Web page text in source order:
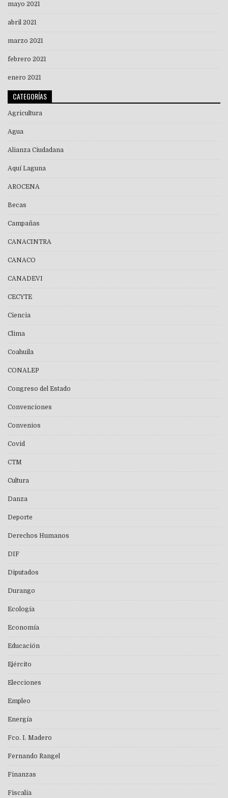
mayo 2021
abril 2021
marzo 2021
febrero 2021
enero 2021
CATEGORÍAS
Agricultura
Agua
Alianza Ciudadana
Aquí Laguna
AROCENA
Becas
Campañas
CANACINTRA
CANACO
CANADEVI
CECYTE
Ciencia
Clima
Coahuila
CONALEP
Congreso del Estado
Convenciones
Convenios
Covid
CTM
Cultura
Danza
Deporte
Derechos Humanos
DIF
Diputados
Durango
Ecología
Economía
Educación
Ejército
Elecciones
Empleo
Energía
Fco. I. Madero
Fernando Rangel
Finanzas
Fiscalía